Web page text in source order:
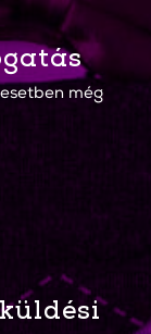
még